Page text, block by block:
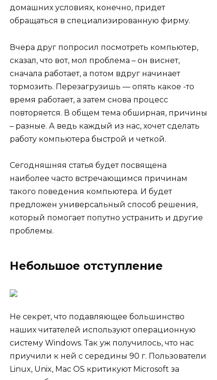
домашних условиях, конечно, придет
обращаться в специализированную фирму.
Вчера друг попросил посмотреть компьютер,
сказал, что вот, мол проблема – он виснет,
сначала работает, а потом вдруг начинает
тормозить. Перезагрузишь — опять какое -то
время работает, а затем снова процесс
повторяется. В общем тема обширная, причины
– разные. А ведь каждый из нас, хочет сделать
работу компьютера быстрой и четкой.
Сегодняшняя статья будет посвящена
наиболее часто встречающимся причинам
такого поведения компьютера. И будет
предложен универсальный способ решения,
который помогает попутно устранить и другие
проблемы.
Небольшое отступление
Не секрет, что подавляющее большинство
наших читателей используют операционную
систему Windows. Так уж получилось, что нас
приучили к ней с середины 90 г. Пользователи
Linux, Unix, Mac OS критикуют Microsoft за